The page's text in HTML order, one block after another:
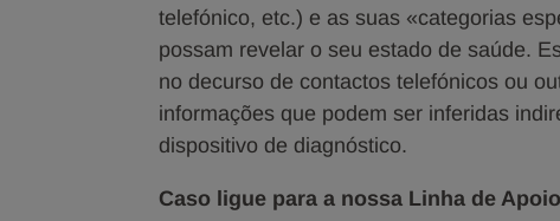
telefónico, etc.) e as suas «categorias
possam revelar o seu estado de saúde.
no decurso de contactos telefónicos ou
informações que podem ser inferidas
dispositivo de diagnóstico.
Caso ligue para a nossa Linha de